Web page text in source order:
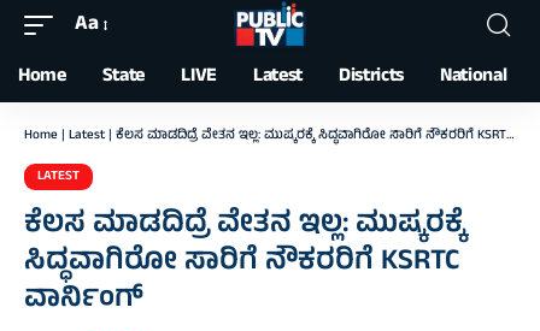
Font
Resizer
Aa
Home State LIVE Latest Districts National
Home | Latest | ಕೆಲಸ ಮಾಡದಿದ್ರೆ ವೇತನ ಇಲ್ಲ: ಮುಷ್ಕರಕ್ಕೆ ಸಿದ್ಧವಾಗಿರೋ ಸಾರಿಗೆ ನೌಕರರಿಗೆ KSRTC ವಾರ್ನಿಂಗ್‌
LATEST
ಕೆಲಸ ಮಾಡದಿದ್ರೆ ವೇತನ ಇಲ್ಲ: ಮುಷ್ಕರಕ್ಕೆ
ಸಿದ್ಧವಾಗಿರೋ ಸಾರಿಗೆ ನೌಕರರಿಗೆ KSRTC
ವಾರ್ನಿಂಗ್‌